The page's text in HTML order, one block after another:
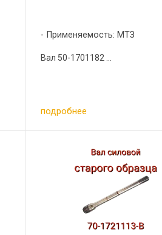
Применяемость: МТЗ
Вал 50-1701182 ...
подробнее